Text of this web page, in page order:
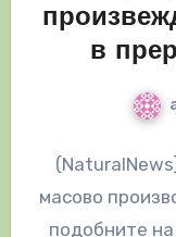
в
масово
подобните